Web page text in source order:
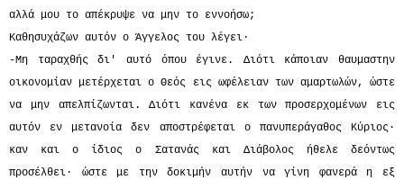
αλλά μου το απέκρυψε να μην το εννοήσω;
Καθησυχάζων αυτόν ο Άγγελος του λέγει·
-Μη ταραχθής δι' αυτό όπου έγινε. Διότι κάποιαν θαυμαστην
οικονομίαν μετέρχεται ο Θεός εις ωφέλειαν των αμαρτωλών, ώστε
να μην απελπίζωνται. Διότι κανένα εκ των προσερχομένων εις
αυτόν εν μετανοία δεν αποστρέφεται ο πανυπεράγαθος Κύριος·
καν και ο ίδιος ο Σατανάς και Διάβολος ήθελε δεόντως
προσέλθει· ώστε με την δοκιμήν αυτήν να γίνη φανερά η εξ